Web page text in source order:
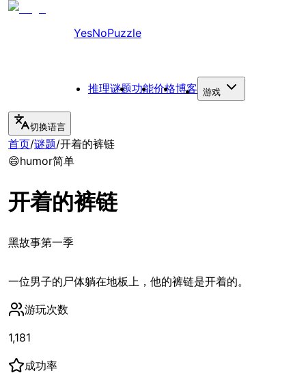
YesNoPuzzle
推理谜题功能价格博客 游戏
切换语言
首页/谜题/开着的裤链
😄humor简单
开着的裤链
黑故事第一季
一位男子的尸体躺在地板上，他的裤链是开着的。
游玩次数
1,181
成功率